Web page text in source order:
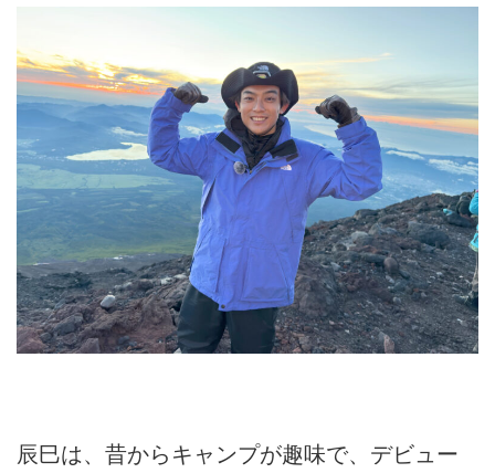
辰巳は、昔からキャンプが趣味で、デビュー